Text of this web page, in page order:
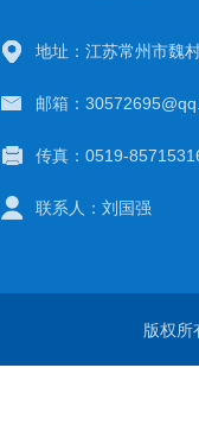
地址：江苏常州市魏
邮箱：
传真：0519-
联系人：刘国强
版权